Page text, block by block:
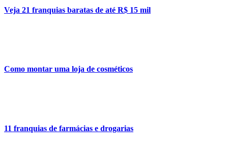
Veja 21 franquias baratas de até R$ 15 mil
Como montar uma loja de cosméticos
11 franquias de farmácias e drogarias